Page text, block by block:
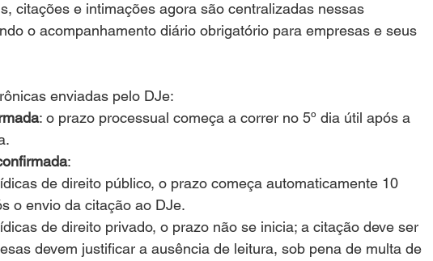
citações e intimações agora são centralizadas nessas
o acompanhamento diário obrigatório para empresas e seus
enviadas pelo DJe:
: o prazo processual começa a correr no 5º dia útil após a
:
de direito público, o prazo começa automaticamente 10
o envio da citação ao DJe.
de direito privado, o prazo não se inicia; a citação deve ser
devem justificar a ausência de leitura, sob pena de multa de